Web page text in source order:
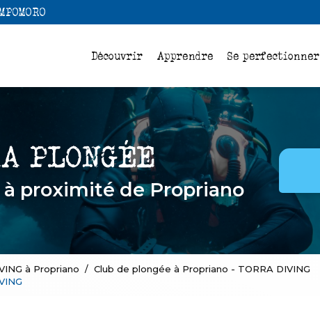
Découvrir Apprendre Se perfectionner
à proximité de Propriano
à Propriano
Club de plongée à Propriano - TORRA DIVING